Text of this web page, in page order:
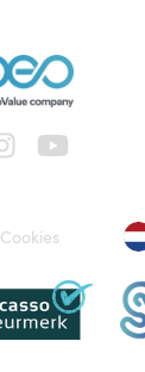
Cookies